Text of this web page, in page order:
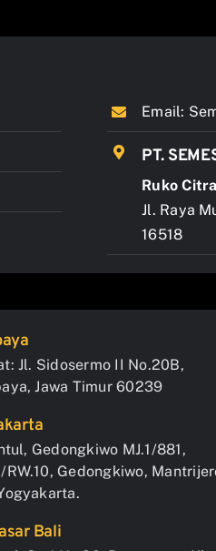
Email:
PT.
Ruko
Jl. Raya
16518
Jl. Sidosermo II No.20B,
Jawa Timur 60239
Gedongkiwo MJ.1/881,
RW.10, Gedongkiwo,
Bali